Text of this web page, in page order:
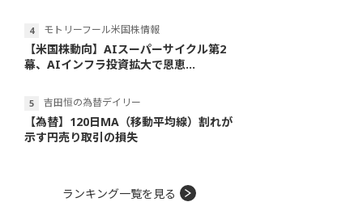
モトリーフール米国株情報
【米国株動向】AIスーパーサイクル第2
幕、AIインフラ投資拡大で恩恵...
吉田恒の為替デイリー
【為替】120日MA（移動平均線）割れが
示す円売り取引の損失
ランキング一覧を見る